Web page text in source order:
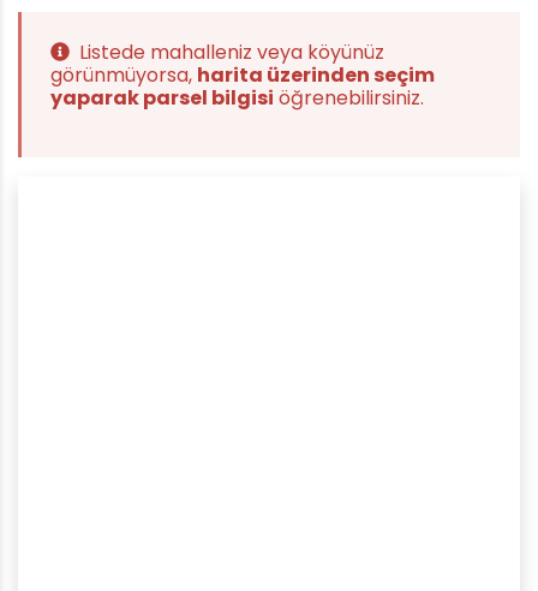
Listede mahalleniz veya köyünüz
görünmüyorsa, harita üzerinden seçim
yaparak parsel bilgisi öğrenebilirsiniz.